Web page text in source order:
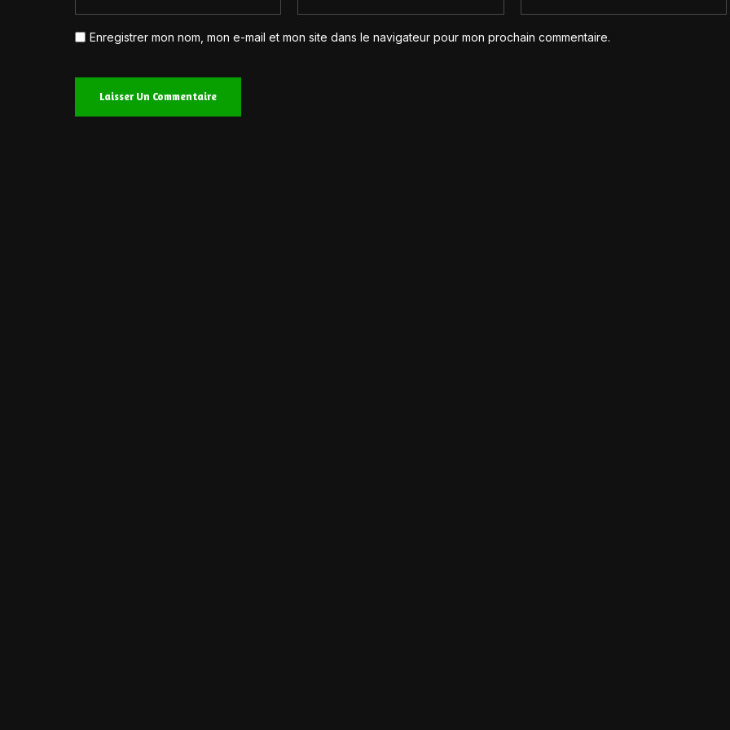
Enregistrer mon nom, mon e-mail et mon site dans le navigateur pour mon prochain commentaire.